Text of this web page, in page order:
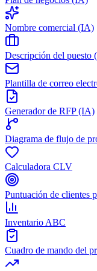
Nombre comercial (IA)
Descripción del puesto
Plantilla de correo
Generador de RFP (IA)
Diagrama de flujo de
Calculadora CLV
Puntuación de clientes
Inventario ABC
Cuadro de mando del